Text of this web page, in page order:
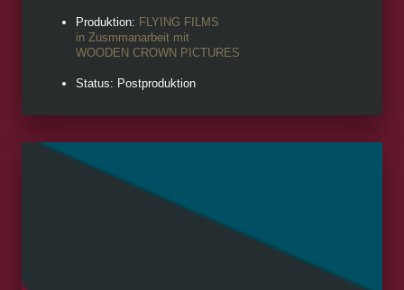
Produktion: FLYING FILMS
in Zusmmanarbeit mit
WOODEN CROWN PICTURES
Status: Postproduktion